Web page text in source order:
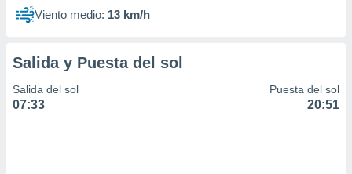
Viento medio: 13 km/h
Salida y Puesta del sol
Salida del sol
07:33
Puesta del sol
20:51